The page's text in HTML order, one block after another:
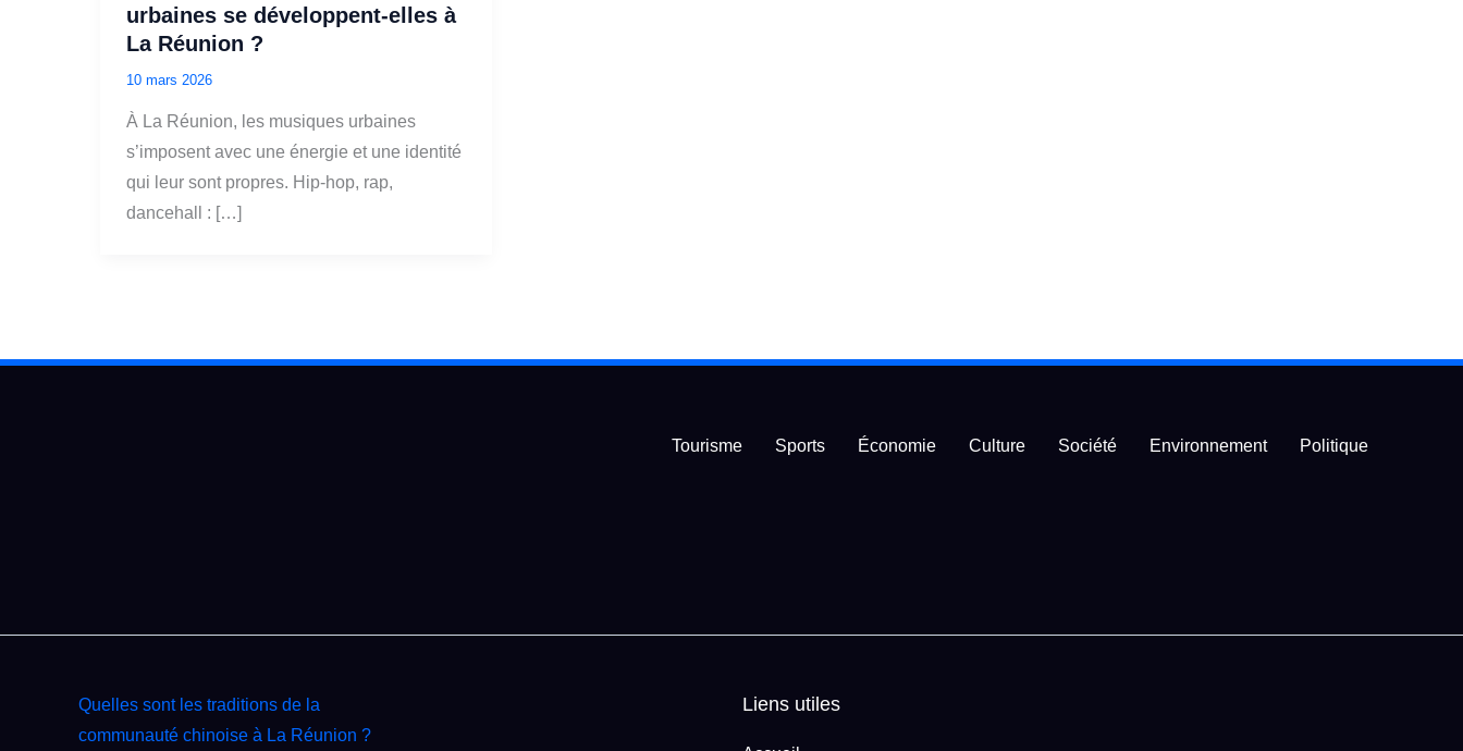
urbaines se développent‑elles à
La Réunion ?
10 mars 2026
À La Réunion, les musiques urbaines
s’imposent avec une énergie et une identité
qui leur sont propres. Hip-hop, rap,
dancehall : […]
Tourisme Sports Économie Culture Société Environnement Politique
Quelles sont les traditions de la
communauté chinoise à La Réunion ?
Liens utiles